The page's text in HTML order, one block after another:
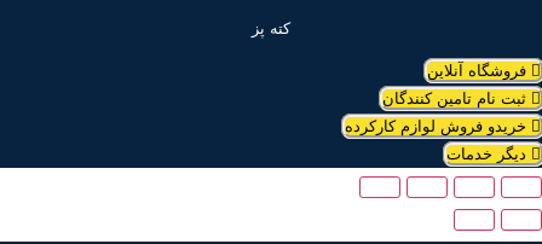
کته پز
فروشگاه آنلاین
ثبت نام تامین کنندگان
خریدو فروش لوازم کارکرده
دیگر خدمات